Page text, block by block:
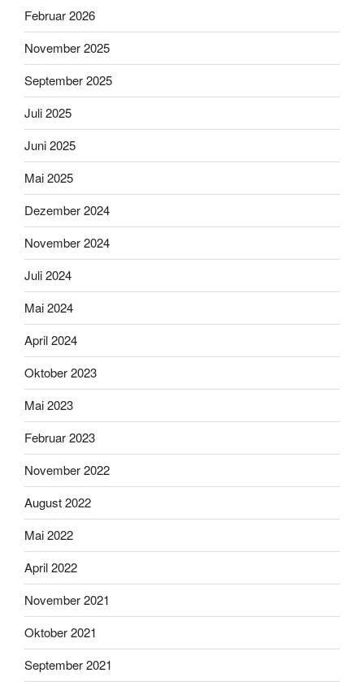
Februar 2026
November 2025
September 2025
Juli 2025
Juni 2025
Mai 2025
Dezember 2024
November 2024
Juli 2024
Mai 2024
April 2024
Oktober 2023
Mai 2023
Februar 2023
November 2022
August 2022
Mai 2022
April 2022
November 2021
Oktober 2021
September 2021